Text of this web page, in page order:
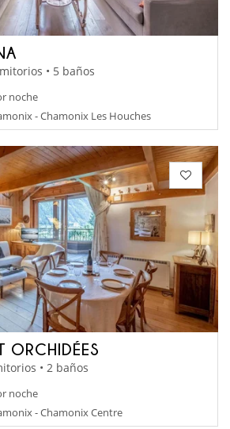
• 5 baños
noche
- Chamonix Les Houches
ORCHIDÉES
• 2 baños
noche
- Chamonix Centre